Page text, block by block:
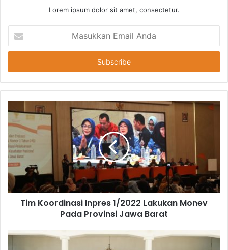
Lorem ipsum dolor sit amet, consectetur.
Email
Anda
Tim Koordinasi Inpres 1/2022 Lakukan Monev
Pada Provinsi Jawa Barat